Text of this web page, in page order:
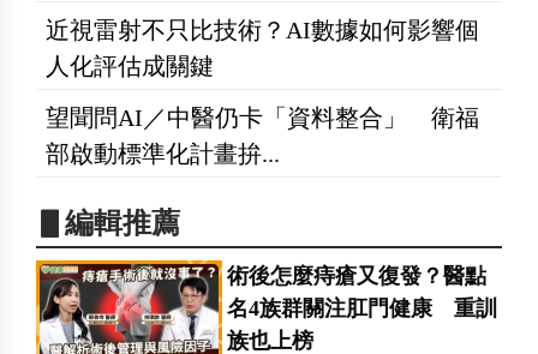
近視雷射不只比技術？AI數據如何影響個
人化評估成關鍵
望聞問AI／中醫仍卡「資料整合」 衛福
部啟動標準化計畫拚...
▋編輯推薦
術後怎麼痔瘡又復發？醫點
名4族群關注肛門健康 重訓
族也上榜